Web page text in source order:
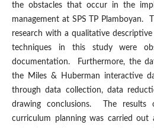
the obstacles that occur in the
management at SPS TP Plamboyan.
research with a qualitative
techniques in this study were
documentation. Furthermore, the
the Miles & Huberman interactive
through data collection, data
drawing conclusions. The
curriculum planning was carried